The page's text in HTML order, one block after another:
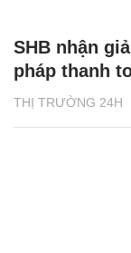
THỊ TRƯỜNG 24H
SHB nhận
pháp thanh